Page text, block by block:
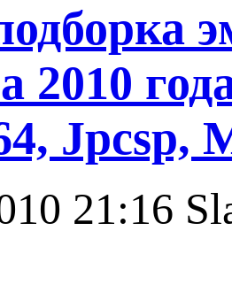
2010
Jpcsp,
21:16